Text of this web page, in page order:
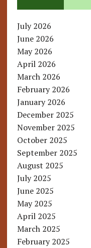
July 2026
June 2026
May 2026
April 2026
March 2026
February 2026
January 2026
December 2025
November 2025
October 2025
September 2025
August 2025
July 2025
June 2025
May 2025
April 2025
March 2025
February 2025